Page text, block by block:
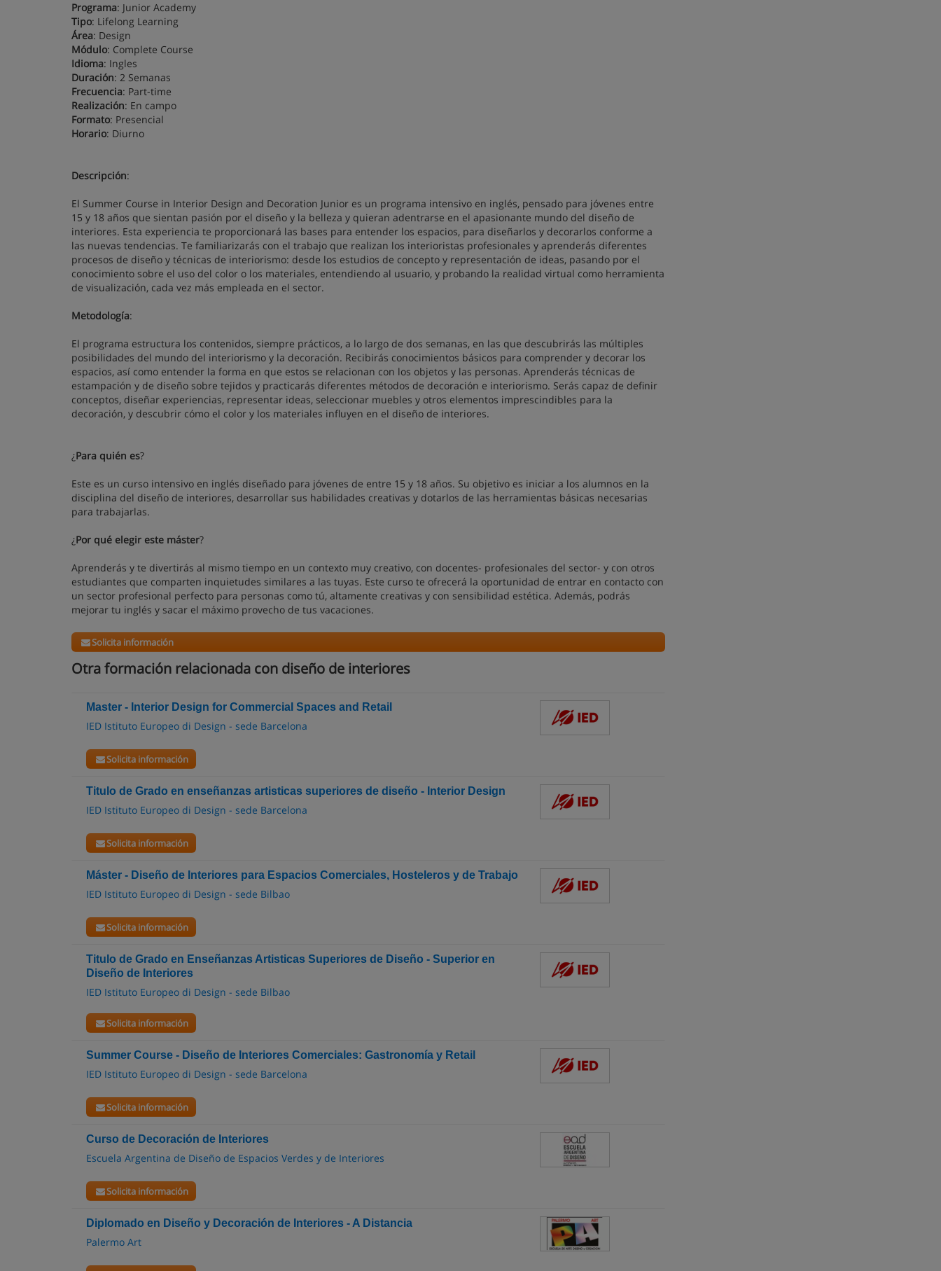
Programa: Junior Academy
Tipo: Lifelong Learning
Área: Design
Módulo: Complete Course
Idioma: Ingles
Duración: 2 Semanas
Frecuencia: Part-time
Realización: En campo
Formato: Presencial
Horario: Diurno
Descripción:
El Summer Course in Interior Design and Decoration Junior es un programa intensivo en inglés, pensado para jóvenes entre
15 y 18 años que sientan pasión por el diseño y la belleza y quieran adentrarse en el apasionante mundo del diseño de
interiores. Esta experiencia te proporcionará las bases para entender los espacios, para diseñarlos y decorarlos conforme a
las nuevas tendencias. Te familiarizarás con el trabajo que realizan los interioristas profesionales y aprenderás diferentes
procesos de diseño y técnicas de interiorismo: desde los estudios de concepto y representación de ideas, pasando por el
conocimiento sobre el uso del color o los materiales, entendiendo al usuario, y probando la realidad virtual como herramienta
de visualización, cada vez más empleada en el sector.
Metodología:
El programa estructura los contenidos, siempre prácticos, a lo largo de dos semanas, en las que descubrirás las múltiples
posibilidades del mundo del interiorismo y la decoración. Recibirás conocimientos básicos para comprender y decorar los
espacios, así como entender la forma en que estos se relacionan con los objetos y las personas. Aprenderás técnicas de
estampación y de diseño sobre tejidos y practicarás diferentes métodos de decoración e interiorismo. Serás capaz de definir
conceptos, diseñar experiencias, representar ideas, seleccionar muebles y otros elementos imprescindibles para la
decoración, y descubrir cómo el color y los materiales influyen en el diseño de interiores.
¿Para quién es?
Este es un curso intensivo en inglés diseñado para jóvenes de entre 15 y 18 años. Su objetivo es iniciar a los alumnos en la
disciplina del diseño de interiores, desarrollar sus habilidades creativas y dotarlos de las herramientas básicas necesarias
para trabajarlas.
¿Por qué elegir este máster?
Aprenderás y te divertirás al mismo tiempo en un contexto muy creativo, con docentes- profesionales del sector- y con otros
estudiantes que comparten inquietudes similares a las tuyas. Este curso te ofrecerá la oportunidad de entrar en contacto con
un sector profesional perfecto para personas como tú, altamente creativas y con sensibilidad estética. Además, podrás
mejorar tu inglés y sacar el máximo provecho de tus vacaciones.
Solicita información
Otra formación relacionada con diseño de interiores
Master - Interior Design for Commercial Spaces and Retail
IED Istituto Europeo di Design - sede Barcelona
Solicita información
Titulo de Grado en enseñanzas artisticas superiores de diseño - Interior Design
IED Istituto Europeo di Design - sede Barcelona
Solicita información
Máster - Diseño de Interiores para Espacios Comerciales, Hosteleros y de Trabajo
IED Istituto Europeo di Design - sede Bilbao
Solicita información
Titulo de Grado en Enseñanzas Artisticas Superiores de Diseño - Superior en
Diseño de Interiores
IED Istituto Europeo di Design - sede Bilbao
Solicita información
Summer Course - Diseño de Interiores Comerciales: Gastronomía y Retail
IED Istituto Europeo di Design - sede Barcelona
Solicita información
Curso de Decoración de Interiores
Escuela Argentina de Diseño de Espacios Verdes y de Interiores
Solicita información
Diplomado en Diseño y Decoración de Interiores - A Distancia
Palermo Art